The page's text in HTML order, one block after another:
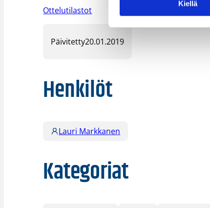
Kiellä
Ottelutilastot
Päivitetty20.01.2019
Henkilöt
Lauri Markkanen
Kategoriat